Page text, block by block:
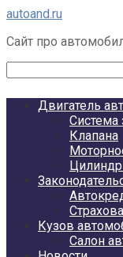
Перейти
контенту
autoand.ru
Сайт про
Двигатель
Система
Клапана
Кузов
Салон